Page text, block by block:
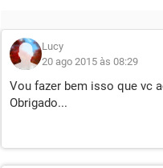
Lucy
20 ago 2015 às 08:29
Vou fazer bem isso que vc
Obrigado...